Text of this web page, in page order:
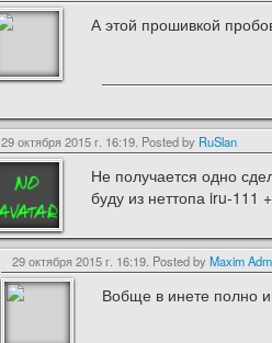
А этой прошивкой
29 октября 2015 г. 16:19. Posted by RuSlan
Не получается одно
буду из неттопа iru-111
29 октября 2015 г. 16:19. Posted by Maxim
Вобще в инете полно